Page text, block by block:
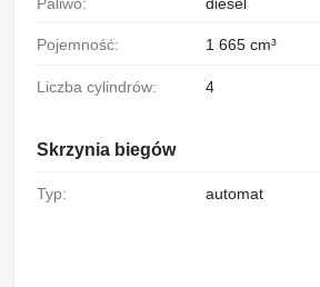
Pojemność: 1 665 cm³
Liczba cylindrów: 4
Skrzynia biegów
Typ: automat